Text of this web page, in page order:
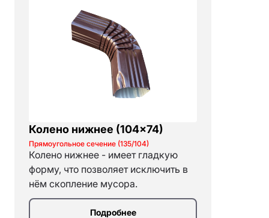
Колено нижнее (104×74)
Прямоугольное сечение (135/104)
Колено нижнее - имеет гладкую
форму, что позволяет исключить в
нём скопление мусора.
Подробнее